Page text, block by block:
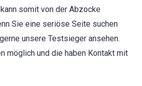
somit von der Abzocke
Sie eine seriöse Seite suchen
unsere Testsieger ansehen.
möglich und die haben Kontakt mit